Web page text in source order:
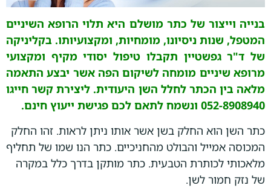
בנייה וייצור של כתר מושלם היא תלוי הרופא השיניים
המטפל, שנות ניסיונו, מומחיות, ומקצועיותו. בקליניקה
של ד"ר גפשטיין תקבלו טיפול יסודי מקיף ומקצועי
מרופא שיניים מומחה לשיקום הפה אשר יבצע התאמה
מלאה בין הכתר לחלל השן היעודית. ליצירת קשר חייגו
052-8908940 ונשמח לתאם לכם פגישת ייעוץ חינם.
כתר השן הוא החלק בשן אשר אותו ניתן לראות. זהו החלק
המכוסה אמייל והבולט מהחניכיים. כתר הנו שמו של תחליף
מלאכותי לכותרת הטבעית. כתר מותקן בדרך כלל במקרה
של נזק חמור לשן.